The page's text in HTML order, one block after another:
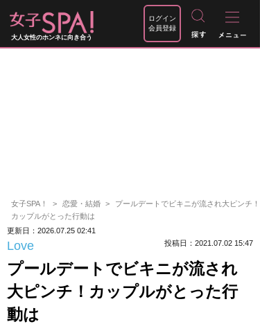
大人女性のホンネに向き合う
ログイン
会員登録
女子SPA！ 恋愛・結婚
プールデートでビキニが流され大ピンチ！
カップルがとった行動は
更新日：2026.07.25 02:41
Love 投稿日：2021.07.02 15:47
プールデートでビキニが流され
大ピンチ！カップルがとった行
動は